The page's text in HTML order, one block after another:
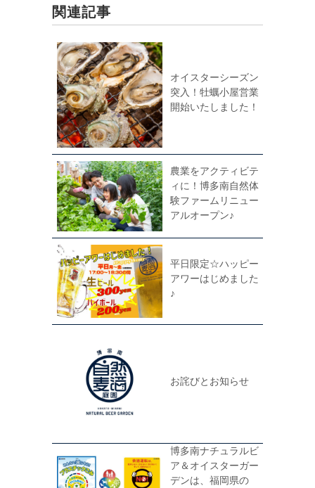
関連記事
オイスターシーズン
突入！牡蠣小屋営業
開始いたしました！
農業をアクティビテ
ィに！博多南自然体
験ファームリニュー
アルオープン♪
平日限定☆ハッピー
アワーはじめました
♪
お詫びとお知らせ
博多南ナチュラルビ
ア＆オイスターガー
デンは、福岡県の